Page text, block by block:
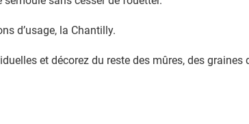
d’usage, la Chantilly.
et décorez du reste des mûres, des graines